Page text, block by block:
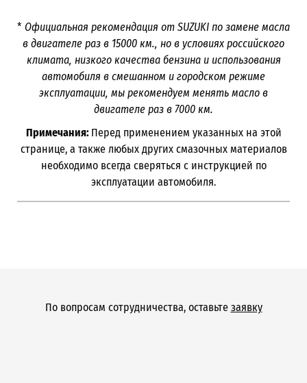
* Официальная рекомендация от SUZUKI по замене масла
в двигателе раз в 15000 км., но в условиях российского
климата, низкого качества бензина и использования
автомобиля в смешанном и городском режиме
эксплуатации, мы рекомендуем менять масло в
двигателе раз в 7000 км.
Примечания: Перед применением указанных на этой
странице, а также любых других смазочных материалов
необходимо всегда сверяться с инструкцией по
эксплуатации автомобиля.
По вопросам сотрудничества, оставьте заявку